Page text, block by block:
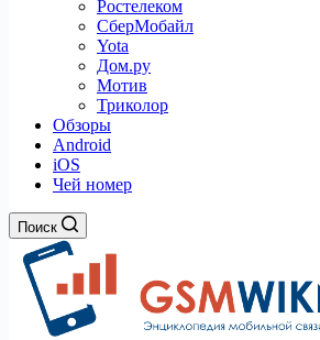
Ростелеком
СберМобайл
Yota
Дом.ру
Мотив
Триколор
Обзоры
Android
iOS
Чей номер
Поиск